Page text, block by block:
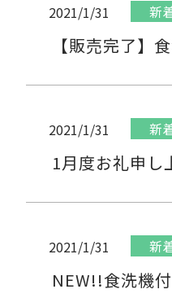
2021/1/31 新
【販売完了】
2021/1/31 新
1月度お礼申し
2021/1/31 新
NEW!!食洗機